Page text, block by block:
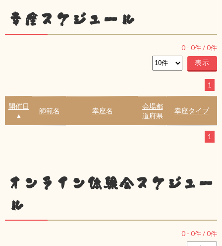
幸座スケジュール
0 - 0件 /0件
1
開催日
▲
師範名 幸座名
会場都
道府県
幸座タイプ
1
オンライン体験会スケジュー
ル
0 - 0件 /0件